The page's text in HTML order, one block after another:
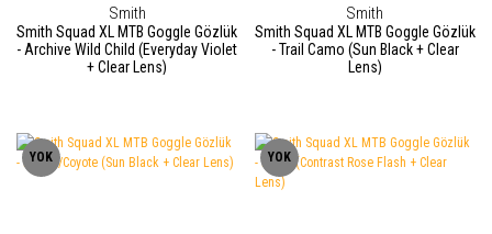
Smith
Smith Squad XL MTB Goggle Gözlük
- Archive Wild Child (Everyday Violet
+ Clear Lens)
Smith
Smith Squad XL MTB Goggle Gözlük
- Trail Camo (Sun Black + Clear
Lens)
YOK YOK